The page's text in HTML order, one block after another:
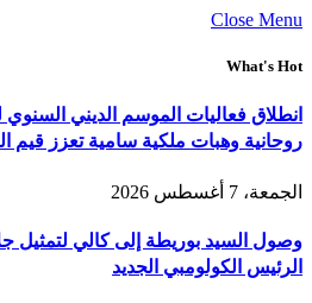
Close Menu
What's Hot
انطلاق فعاليات الموسم الديني السنوي
روحانية وهبات ملكية سامية تعزز قيم
الجمعة، 7 أغسطس 2026
وصول السيد بوريطة إلى كالي لتمثيل
الرئيس الكولومبي الجديد